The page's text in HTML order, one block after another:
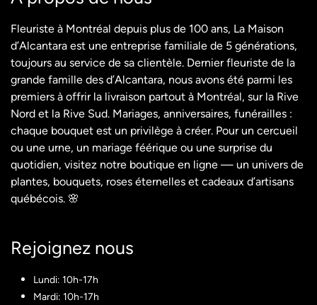
Fleuriste à Montréal depuis plus de 100 ans, La Maison
d’Alcantara est une entreprise familiale de 5 générations,
toujours au service de sa clientèle. Dernier fleuriste de la
grande famille des d’Alcantara, nous avons été parmi les
premiers à offrir la livraison partout à Montréal, sur la Rive
Nord et la Rive Sud. Mariages, anniversaires, funérailles :
chaque bouquet est un privilège à créer. Pour un cercueil
ou une urne, un mariage féérique ou une surprise du
quotidien, visitez notre boutique en ligne — un univers de
plantes, bouquets, roses éternelles et cadeaux d’artisans
québécois. 🌸
Rejoignez nous​
Lundi: 10h-17h
Mardi: 10h-17h